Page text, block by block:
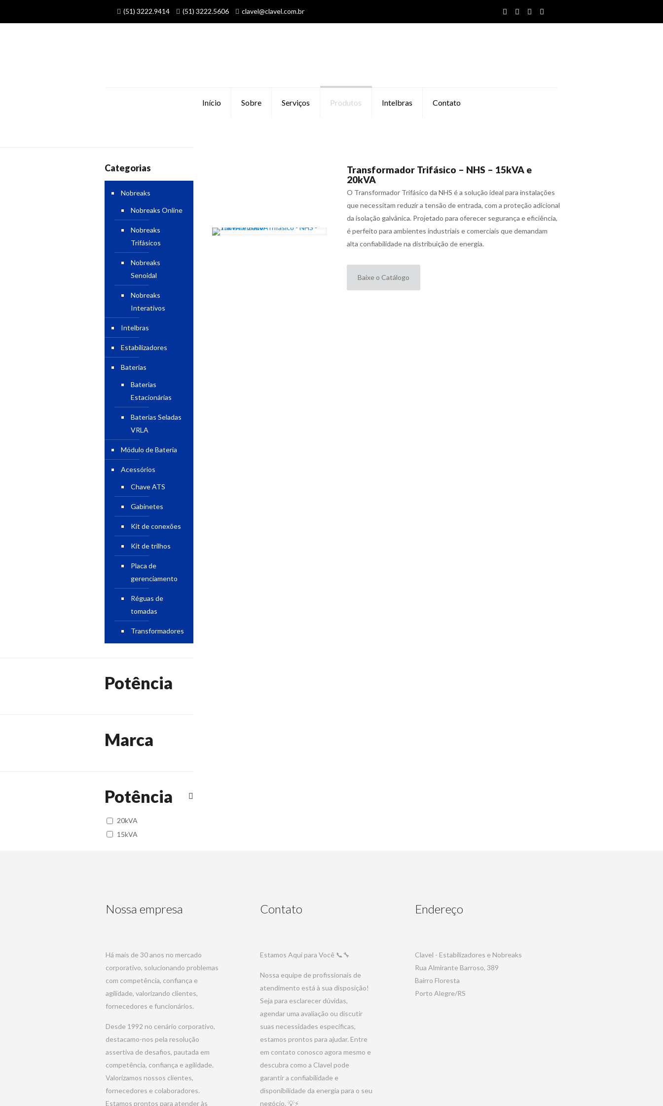
(51) 3222.9414 (51) 3222.5606 clavel@clavel.com.br
Início Sobre Serviços Produtos Intelbras Contato
Transformador Trifásico – NHS – 15kVA e
20kVA
O Transformador Trifásico da NHS é a solução ideal para instalações
que necessitam reduzir a tensão de entrada, com a proteção adicional
da isolação galvânica. Projetado para oferecer segurança e eficiência,
é perfeito para ambientes industriais e comerciais que demandam
alta confiabilidade na distribuição de energia.
Baixe o Catálogo
Categorias
Nobreaks
Nobreaks Online
Nobreaks
Trifásicos
Nobreaks
Senoidal
Nobreaks
Interativos
Intelbras
Estabilizadores
Baterias
Baterias
Estacionárias
Baterias Seladas
VRLA
Módulo de Bateria
Acessórios
Chave ATS
Gabinetes
Kit de conexões
Kit de trilhos
Placa de
gerenciamento
Réguas de
tomadas
Transformadores
Potência
Marca
Potência
20kVA
15kVA
Nossa empresa
Há mais de 30 anos no mercado
corporativo, solucionando problemas
com competência, confiança e
agilidade, valorizando clientes,
fornecedores e funcionários.
Desde 1992 no cenário corporativo,
destacamo-nos pela resolução
assertiva de desafios, pautada em
competência, confiança e agilidade.
Valorizamos nossos clientes,
fornecedores e colaboradores.
Estamos prontos para atender às
Contato
Estamos Aqui para Você 📞🔧
Nossa equipe de profissionais de
atendimento está à sua disposição!
Seja para esclarecer dúvidas,
agendar uma avaliação ou discutir
suas necessidades específicas,
estamos prontos para ajudar. Entre
em contato conosco agora mesmo e
descubra como a Clavel pode
garantir a confiabilidade e
disponibilidade da energia para o seu
negócio. 💡⚡
Endereço
Clavel - Estabilizadores e Nobreaks
Rua Almirante Barroso, 389
Bairro Floresta
Porto Alegre/RS